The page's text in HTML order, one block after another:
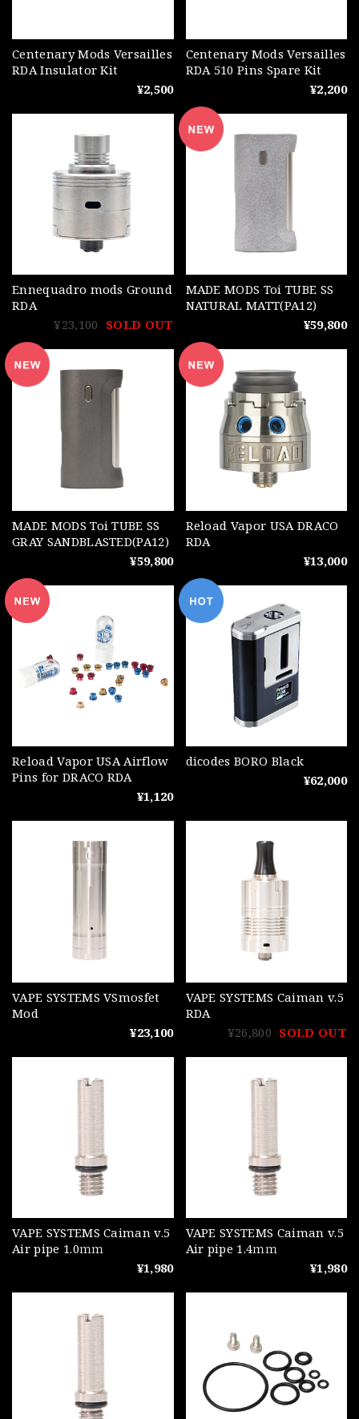
Centenary Mods Versailles
RDA Insulator Kit
¥2,500
Centenary Mods Versailles
RDA 510 Pins Spare Kit
¥2,200
Ennequadro mods Ground
RDA
¥23,100 SOLD OUT
MADE MODS Toi TUBE SS
NATURAL MATT(PA12)
¥59,800
MADE MODS Toi TUBE SS
GRAY SANDBLASTED(PA12)
¥59,800
Reload Vapor USA DRACO
RDA
¥13,000
Reload Vapor USA Airflow
Pins for DRACO RDA
¥1,120
dicodes BORO Black
¥62,000
VAPE SYSTEMS VSmosfet
Mod
¥23,100
VAPE SYSTEMS Caiman v.5
RDA
¥26,800 SOLD OUT
VAPE SYSTEMS Caiman v.5
Air pipe 1.0ｍｍ
¥1,980
VAPE SYSTEMS Caiman v.5
Air pipe 1.4ｍｍ
¥1,980